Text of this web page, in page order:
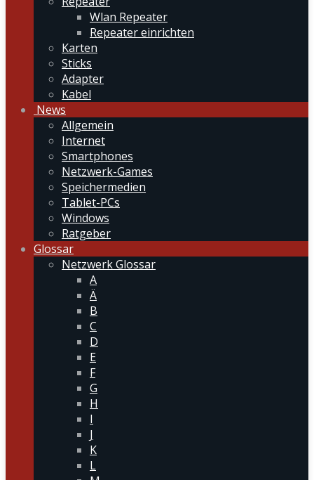
Wlan Repeater
Repeater einrichten
Karten
Sticks
Adapter
Kabel
News
Allgemein
Internet
Smartphones
Netzwerk-Games
Speichermedien
Tablet-PCs
Windows
Ratgeber
Glossar
Netzwerk Glossar
A
Ä
B
C
D
E
F
G
H
I
J
K
L